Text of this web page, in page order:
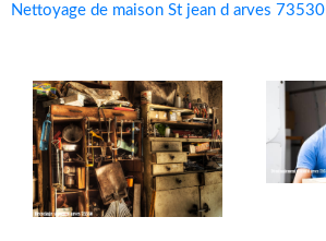
Nettoyage de maison St jean d arves 73530